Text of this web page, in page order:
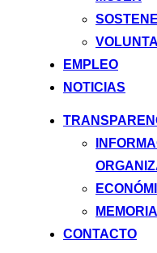
EMPLEO
NOTICIAS
CONTACTO